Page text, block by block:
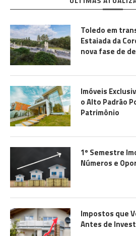
Toledo em
Estaiada da
nova fase de
Imóveis
o Alto Padrão
Patrimônio
1º Semestre
Números e
Impostos que
Antes de